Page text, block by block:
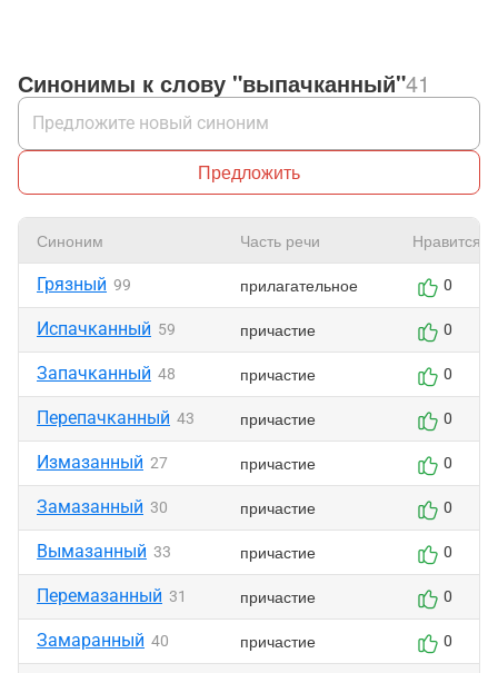
Синонимы к слову "выпачканный"41
Предложить
Синоним Часть речи Нравится
Грязный 99 прилагательное 0
Испачканный 59 причастие 0
Запачканный 48 причастие 0
Перепачканный 43 причастие 0
Измазанный 27 причастие 0
Замазанный 30 причастие 0
Вымазанный 33 причастие 0
Перемазанный 31 причастие 0
Замаранный 40 причастие 0